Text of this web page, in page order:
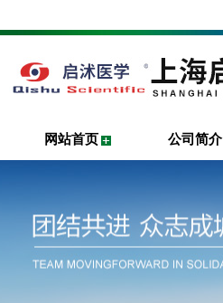
网站首页 公司简介